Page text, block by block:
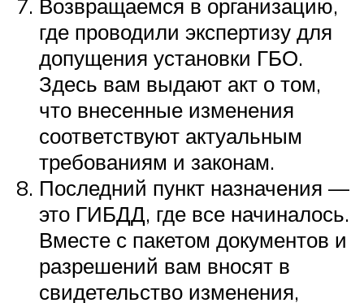
Возвращаемся в организацию,
где проводили экспертизу для
допущения установки ГБО.
Здесь вам выдают акт о том,
что внесенные изменения
соответствуют актуальным
требованиям и законам.
Последний пункт назначения —
это ГИБДД, где все начиналось.
Вместе с пакетом документов и
разрешений вам вносят в
свидетельство изменения,